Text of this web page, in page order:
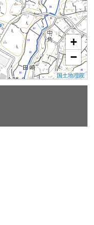
+
−
国土地理院